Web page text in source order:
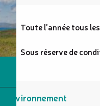
Toute l'année tous
Sous réserve de
Environnement